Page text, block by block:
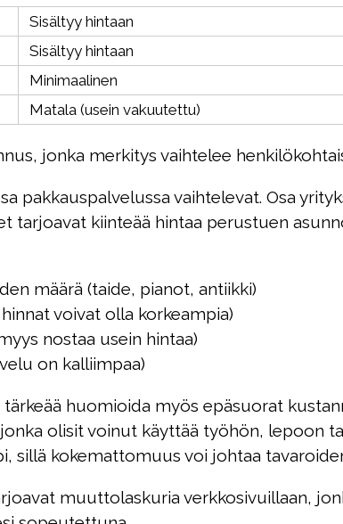
Sisältyy hintaan
Sisältyy hintaan
Minimaalinen
Matala (usein vakuutettu)
jonka merkitys vaihtelee
pakkauspalvelussa vaihtelevat. Osa
kiinteää hintaa perustuen
määrä (taide, pianot, antiikki)
voivat olla korkeampia)
nostaa usein hintaa)
on kalliimpaa)
huomioida myös epäsuorat
olisit voinut käyttää työhön, lepoon
sillä kokemattomuus voi johtaa
muuttolaskuria verkkosivuillaan,